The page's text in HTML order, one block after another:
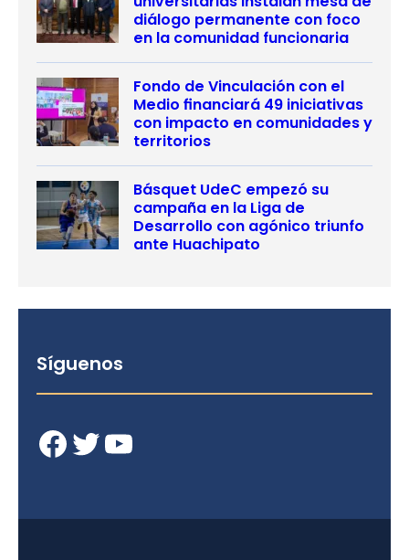
diálogo permanente con foco
en la comunidad funcionaria
Fondo de Vinculación con el
Medio financiará 49 iniciativas
con impacto en comunidades y
territorios
Básquet UdeC empezó su
campaña en la Liga de
Desarrollo con agónico triunfo
ante Huachipato
Síguenos
Facebook Twitter YouTube